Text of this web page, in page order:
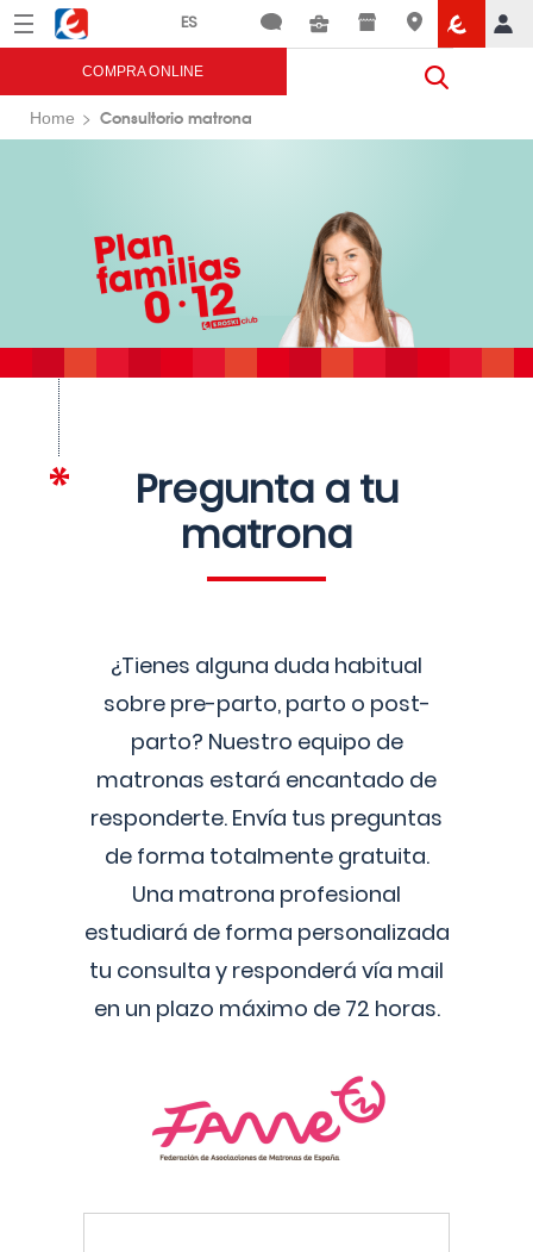
Menú Eroski
COMPRA ONLINE
Home Consultorio matrona
Pregunta a tu
matrona
¿Tienes alguna duda habitual
sobre pre-parto, parto o post-
parto? Nuestro equipo de
matronas estará encantado de
responderte. Envía tus preguntas
de forma totalmente gratuita.
Una matrona profesional
estudiará de forma personalizada
tu consulta y responderá vía mail
en un plazo máximo de 72 horas.